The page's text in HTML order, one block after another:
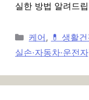
실한 방법 알려드
카
테
리
케어 , 💊 생활
실손·자동차·운전